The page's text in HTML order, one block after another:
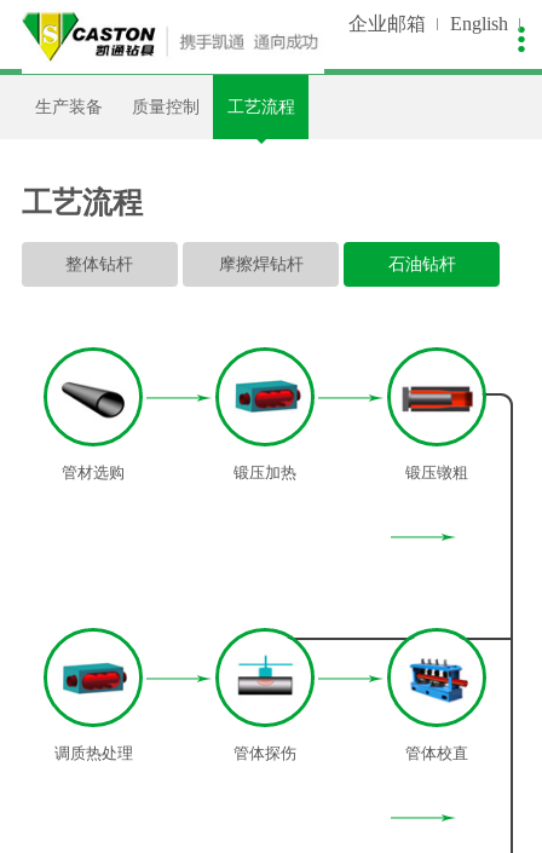

English
企业邮箱
关于我们
公司简介
我们荣誉
企业资质
品牌专利
合作伙伴
新闻中心
公司新闻
生产控制
生产装备
产品中心
非开挖类
客户案例
销售服务
在线留言
工程指导
支持合作
资讯天下
客户调查
人才招聘
人才理念
生产装备 质量控制 工艺流程
工艺流程
整体钻杆 摩擦焊钻杆 石油钻杆
管材选购 锻压加热 锻压镦粗
调质热处理 管体探伤 管体校直